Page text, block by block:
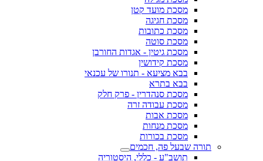
מסכת מועד קטן
מסכת חגיגה
מסכת כתובות
מסכת סוטה
מסכת גיטין - אגדות החורבן
מסכת קידושין
בבא מציעא - תנורו של עכנאי
בבא בתרא
מסכת סנהדרין - פרק חלק
מסכת עבודה זרה
מסכת אבות
מסכת מנחות
מסכת בכורות
תורה שבעל פה, חכמים
תושב"ע - כללי, היסטוריה